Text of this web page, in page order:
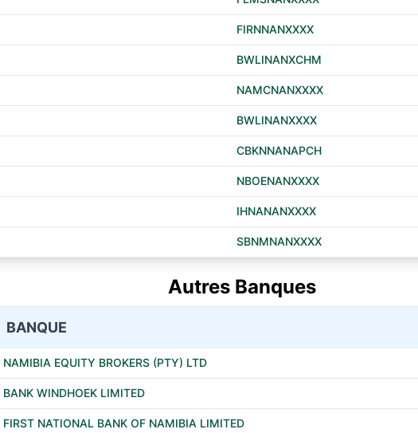
FIRNNANXXXX
BWLINANXCHM
NAMCNANXXXX
BWLINANXXXX
CBKNNANAPCH
NBOENANXXXX
IHNANANXXXX
SBNMNANXXXX
Autres Banques
BANQUE
NAMIBIA EQUITY BROKERS (PTY) LTD
BANK WINDHOEK LIMITED
FIRST NATIONAL BANK OF NAMIBIA LIMITED